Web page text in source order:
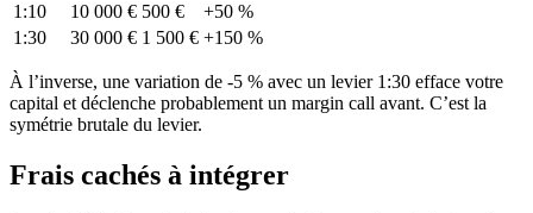
1:10
10 000 € 500 €
+50 %
1:30
30 000 € 1 500 € +150 %
À l’inverse, une variation de -5 % avec un levier 1:30 efface votre
capital et déclenche probablement un margin call avant. C’est la
symétrie brutale du levier.
Frais cachés à intégrer